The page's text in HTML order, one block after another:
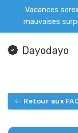
Vacances
mauvaises
Dayodayo
Retour aux